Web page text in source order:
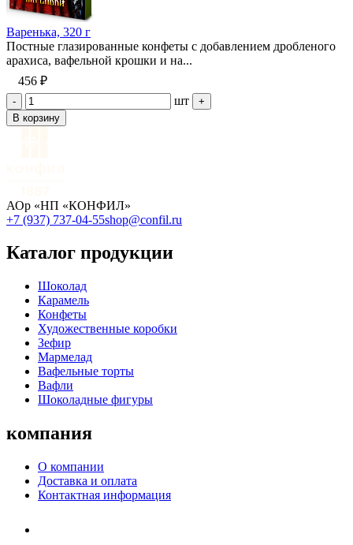
Варенька, 320 г
Постные глазированные конфеты с добавлением дробленого
арахиса, вафельной крошки и на...
456 ₽
- шт
+
В корзину
АОр «НП «КОНФИЛ»
+7 (937) 737-04-55shop@confil.ru
Каталог продукции
Шоколад
Карамель
Конфеты
Художественные коробки
Зефир
Мармелад
Вафельные торты
Вафли
Шоколадные фигуры
компания
О компании
Доставка и оплата
Контактная информация